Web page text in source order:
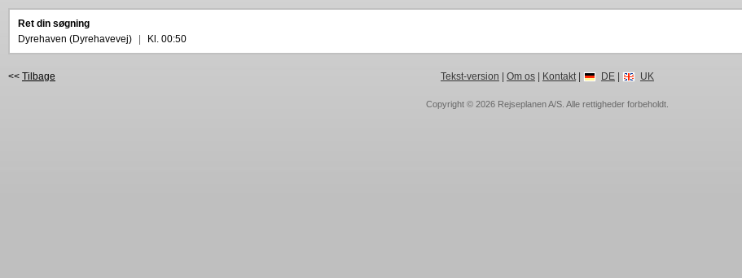
Ret din søgning
Dyrehaven (Dyrehavevej)
Kl. 00:50
<< Tilbage Tekst-version Om os| Kontakt| DE| UK
Copyright © 2026 Rejseplanen A/S . Alle rettigheder forbeholdt.